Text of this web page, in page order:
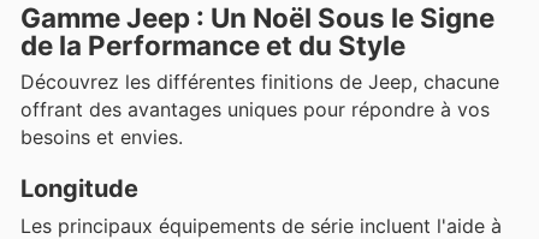
Gamme Jeep : Un Noël Sous le Signe
de la Performance et du Style
Découvrez les différentes finitions de Jeep, chacune
offrant des avantages uniques pour répondre à vos
besoins et envies.
Longitude
Les principaux équipements de série incluent l'aide à